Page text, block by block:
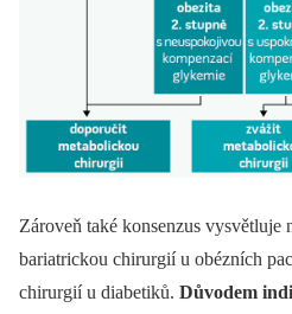
Zároveň také konsenzus
bariatrickou chirurgií u obézních
chirurgií u diabetiků. Důvodem